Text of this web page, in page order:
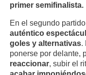
primer semifinalista.
En el segundo
auténtico
goles y alternativas.
ponerse por delante,
reaccionar, subir el